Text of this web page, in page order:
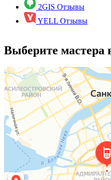
2GIS Отзывы
YELL Отзывы
Выберите мастера